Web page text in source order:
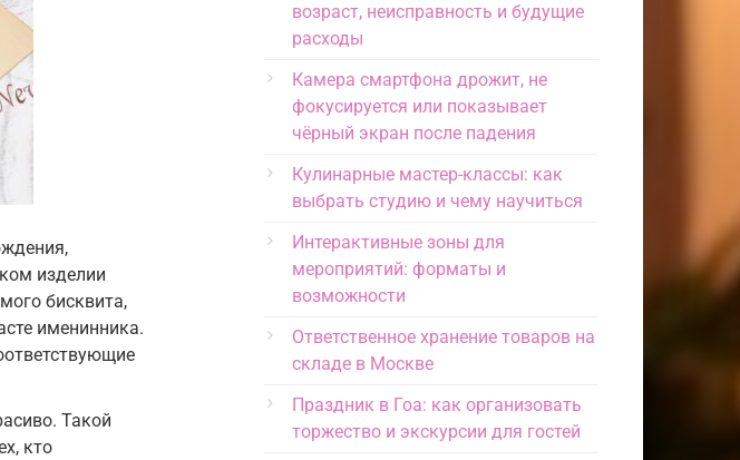
изделии
бисквита,
именинника.
Такой
кто
возраст, неисправность и будущие
расходы
Камера смартфона дрожит, не
фокусируется или показывает
чёрный экран после падения
Кулинарные мастер-классы: как
выбрать студию и чему научиться
Интерактивные зоны для
мероприятий: форматы и
возможности
Ответственное хранение товаров на
складе в Москве
Праздник в Гоа: как организовать
торжество и экскурсии для гостей